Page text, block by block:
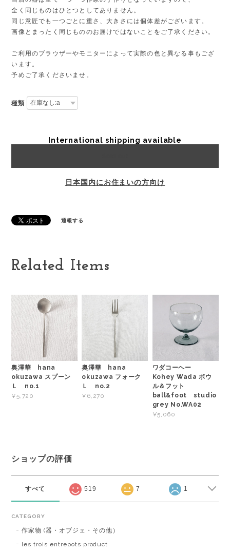
全く同じものはひとつとしてありません。
同じ意匠でも一つごとに重さ、大きさには個体差がございます。
画像とまったく同じもののお届けではないことをご了承ください。
ご利用のブラウザーやモニターによって実際の色と異なる事もござ
います。
予めご了承くださいませ。
種類
International shipping available
日本国内にお住まいの方向け
通報する
Related Items
奥澤華 hana
okuzawa スプーン
Ｌ no.1
¥5,720
奥澤華 hana
okuzawa フォーク
Ｌ no.2
¥6,270
ワダコーヘー
Kohey Wada ボウ
ル＆フット
ball&foot studio
grey No.WA02
¥5,060
ショップの評価
すべて 519 7 1
CATEGORY
作家物 (器・オブジェ・その他）
les trois entrepots product